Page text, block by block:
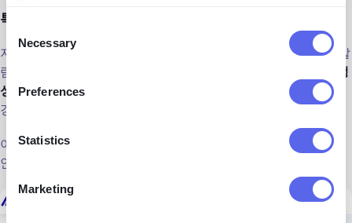
Consent
Selection
Necessary
Preferences
Statistics
Marketing
특정 이미지에 대한 알림 설정하기
지금 당장은 의심되는 인물에 대한 정보가 없어도, lenso.ai의 알
림 기능이 도움이 될 수 있습니다.
해당 이미지에 대해 알림을 생
성하고 ‘인물’ 카테고리를 선택하세요.
얼굴 일치가 새로 발견될
경우 이메일로 알림을 받을 수 있습니다.
이를 통해, 새로운 정보를 신속하게 얻거나, 아무 이상이 없다면
안심할 수 있습니다.